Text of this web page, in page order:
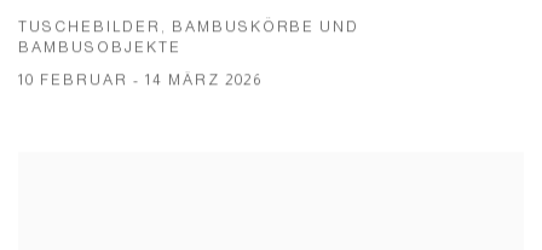
TUSCHEBILDER, BAMBUSKÖRBE UND
BAMBUSOBJEKTE
10 FEBRUAR - 14 MÄRZ 2026